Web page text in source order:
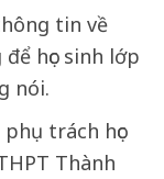
tin về
học sinh lớp
nói.
trách học
Thành